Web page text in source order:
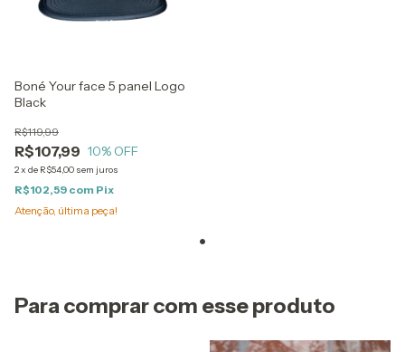
Boné Your face 5 panel Logo
Black
R$107,99
R$119,99
10% OFF
2x de R$54,00 sem juros
R$102,59 com Pix
Atenção, última peça!
Para comprar com esse produto